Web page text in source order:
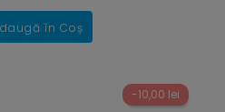
în Coș
-10,00 lei